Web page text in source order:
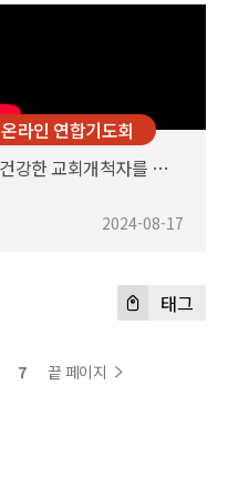
온라인 연합기도회
건강한 교회개척자를 키워내는 BTS 신학교
2024-08-17
태그
7 끝 페이지